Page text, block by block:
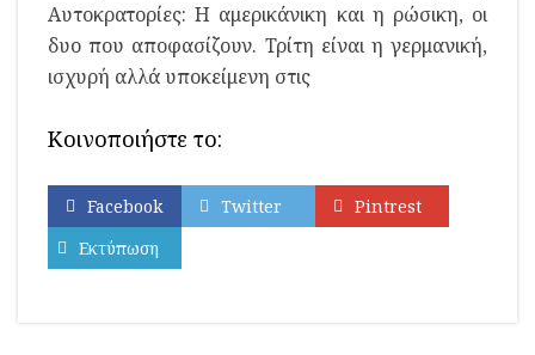
Αυτοκρατορίες: Η αμερικάνικη και η ρώσικη, οι
δυο που αποφασίζουν. Τρίτη είναι η γερμανική,
ισχυρή αλλά υποκείμενη στις
Κοινοποιήστε το:
Facebook Twitter
Pintrest
Εκτύπωση